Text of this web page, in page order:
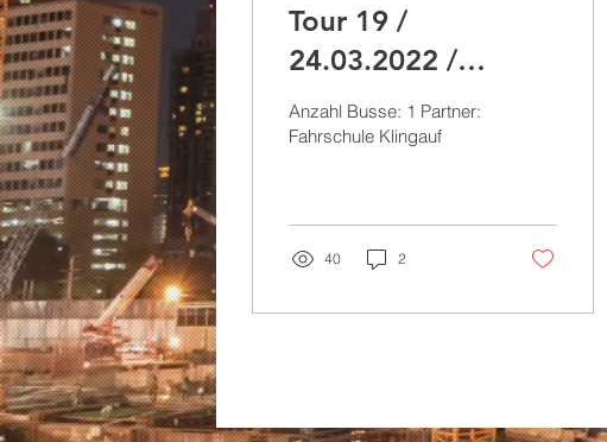
Tour 19 /
24.03.2022 /
Lezajsk, Mircze
(Polen)
Anzahl Busse: 1 Partner:
Fahrschule Klingauf
40 2